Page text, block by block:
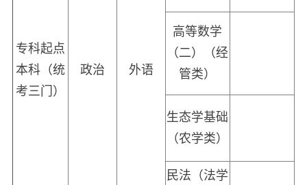
专科起点
本科（统
考三门）
政治 外语
高等数学
（二）（经
管类）
生态学基础
（农学类）
民法（法学